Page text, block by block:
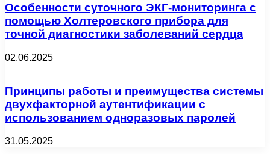
Особенности суточного ЭКГ-мониторинга с
помощью Холтеровского прибора для
точной диагностики заболеваний сердца
02.06.2025
Принципы работы и преимущества системы
двухфакторной аутентификации с
использованием одноразовых паролей
31.05.2025